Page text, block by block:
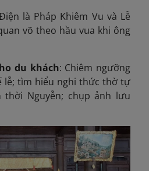
là Pháp Khiêm Vu và Lễ
võ theo hầu vua khi ông
du khách: Chiêm ngưỡng
lễ; tìm hiểu nghi thức thờ tự
Nguyễn; chụp ảnh lưu